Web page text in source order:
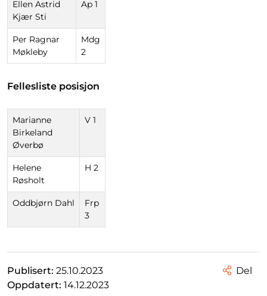
Ellen Astrid
Kjær Sti
Ap 1
Per Ragnar
Møkleby
Mdg
2
Fellesliste posisjon
Marianne
Birkeland
Øverbø
V 1
Helene
Røsholt
H 2
Oddbjørn Dahl
Frp
3
Publisert: 25.10.2023
Oppdatert: 14.12.2023
Del